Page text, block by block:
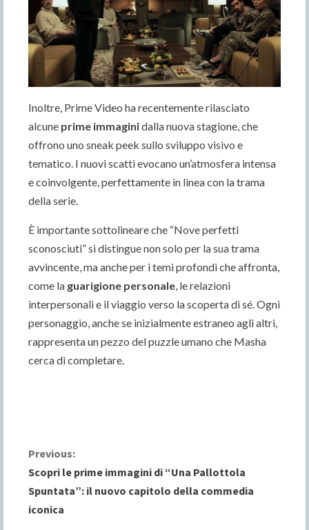
Inoltre, Prime Video ha recentemente rilasciato
alcune prime immaginidalla nuova stagione, che
offrono uno sneak peek sullo sviluppo visivo e
tematico. I nuovi scatti evocano un’atmosfera intensa
e coinvolgente, perfettamente in linea con la trama
della serie.
È importante sottolineare che “Nove perfetti
sconosciuti” si distingue non solo per la sua trama
avvincente, ma anche per i temi profondi che affronta,
come la guarigione personale, le relazioni
interpersonali e il viaggio verso la scoperta di sé. Ogni
personaggio, anche se inizialmente estraneo agli altri,
rappresenta un pezzo del puzzle umano che Masha
cerca di completare.
C
o
n
Previous:
Scopri le prime immagini di “Una Pallottola
Spuntata”: il nuovo capitolo della commedia
iconica